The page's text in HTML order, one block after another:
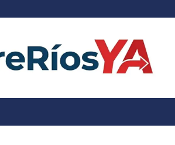
Entre Ríos
provincia ahora